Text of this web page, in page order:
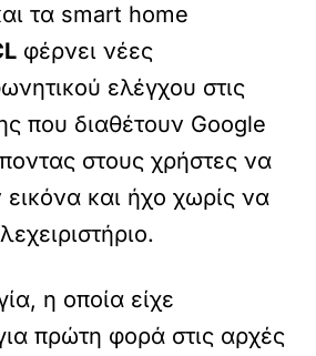
τα smart home
φέρνει νέες
ελέγχου στις
που διαθέτουν Google
στους χρήστες να
και ήχο χωρίς να
η οποία είχε
πρώτη φορά στις αρχές